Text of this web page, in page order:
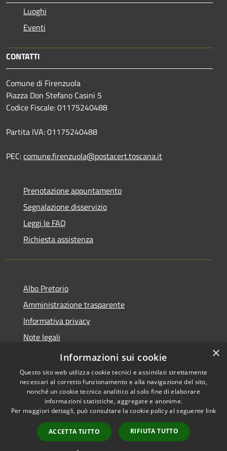
Luoghi
Eventi
CONTATTI
Comune di Firenzuola
Piazza Don Stefano Casini 5
Codice Fiscale: 01175240488
Partita IVA: 01175240488
PEC:comune.firenzuola@postacert.toscana.it
Prenotazione appuntamento
Segnalazione disservizio
Leggi le FAQ
Richiesta assistenza
Albo Pretorio
Amministrazione trasparente
Informativa privacy
Note legali
Dichiarazione di accessibilità
Accessibilità
Copyright © 2026 • Comune di
Firenzuola • Powered by
Municipium•
Accesso
redazione
×
Informazioni sui cookie
Questo sito web utilizza cookie tecnici e assimilati strettamente
necessari al corretto funzionamento e alla navigazione del sito,
nonché un cookie tecnico analitico al solo fine di elaborare
informazioni statistiche, aggregate e anonime.
Per maggiori dettagli, può consultare la cookie policy al seguente link
ACCETTA TUTTO RIFIUTA TUTTO